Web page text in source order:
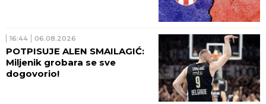
16:44 06.08.2026
POTPISUJE ALEN SMAILAGIĆ:
Miljenik grobara se sve
dogovorio!